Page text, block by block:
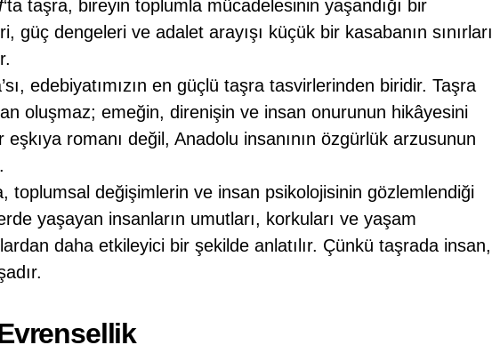
‘ta taşra, bireyin toplumla mücadelesinin yaşandığı bir
güç dengeleri ve adalet arayışı küçük bir kasabanın sınırları
edebiyatımızın en güçlü taşra tasvirlerinden biridir. Taşra
oluşmaz; emeğin, direnişin ve insan onurunun hikâyesini
eşkıya romanı değil, Anadolu insanının özgürlük arzusunun
toplumsal değişimlerin ve insan psikolojisinin gözlemlendiği
yaşayan insanların umutları, korkuları ve yaşam
daha etkileyici bir şekilde anlatılır. Çünkü taşrada insan,